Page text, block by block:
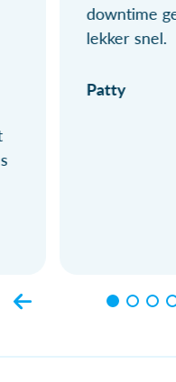
downtime
lekker snel.
Patty